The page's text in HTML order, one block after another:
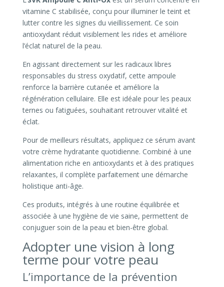
vitamine C stabilisée, conçu pour illuminer le teint et
lutter contre les signes du vieillissement. Ce soin
antioxydant réduit visiblement les rides et améliore
l’éclat naturel de la peau.
En agissant directement sur les radicaux libres
responsables du stress oxydatif, cette ampoule
renforce la barrière cutanée et améliore la
régénération cellulaire. Elle est idéale pour les peaux
ternes ou fatiguées, souhaitant retrouver vitalité et
éclat.
Pour de meilleurs résultats, appliquez ce sérum avant
votre crème hydratante quotidienne. Combiné à une
alimentation riche en antioxydants et à des pratiques
relaxantes, il complète parfaitement une démarche
holistique anti-âge.
Ces produits, intégrés à une routine équilibrée et
associée à une hygiène de vie saine, permettent de
conjuguer soin de la peau et bien-être global.
Adopter une vision à long
terme pour votre peau
L’importance de la prévention